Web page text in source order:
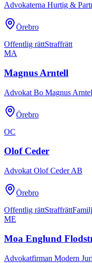
Advokaterna Hurtig &
Örebro
Offentlig rättStraffrätt
MA
Magnus Arntell
Advokat Bo Magnus
Örebro
OC
Olof Ceder
Advokat Olof Ceder AB
Örebro
Offentlig rättStraffrätt
ME
Moa Englund
Advokatfirman Modern